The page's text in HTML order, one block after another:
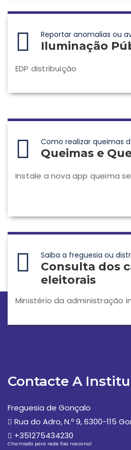
Reportar anomalias ou
Iluminação
EDP distribuição
Como realizar queimas
Queimas e
Instale a nova app queima
Saiba a freguesia ou
Consulta dos
eleitorais
Ministério da administração
Contacte A
Freguesia de Gonçalo
Rua do Adro, N.º 9, 6300-115
+351275434230
Chamada para rede fixa nacional